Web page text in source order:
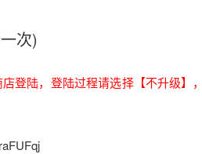
次)
登陆，登陆过程请选择【不升级】